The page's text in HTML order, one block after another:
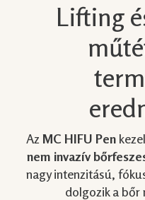
Lifting
AzMC HIFU Pen
nem invazív
nagy intenzitású,
dolgozik a bőr